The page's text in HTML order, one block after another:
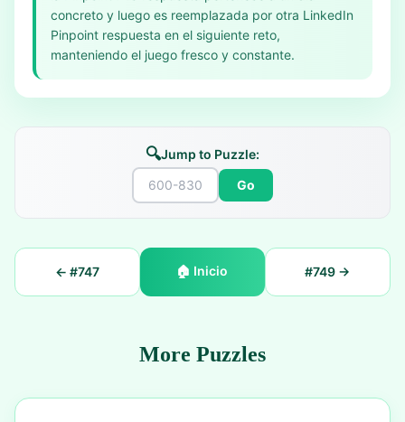
concreto y luego es reemplazada por otra LinkedIn
Pinpoint respuesta en el siguiente reto,
manteniendo el juego fresco y constante.
🔍Jump to Puzzle:
Go
← #747 🏠 Inicio #749 →
More Puzzles